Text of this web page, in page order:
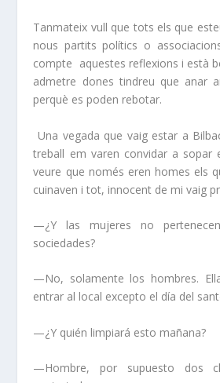
Tanmateix vull que tots els que
nous partits polítics o
compte aquestes reflexions i està
admetre dones tindreu que anar
perquè es poden rebotar.
Una vegada que vaig estar a
treball em varen convidar a sopar
veure que només eren homes els
cuinaven i tot, innocent de mi vaig
—¿Y las mujeres no
sociedades?
—No, solamente los hombres.
entrar al local excepto el día del
—¿Y quién limpiará esto mañana?
—Hombre, por supuesto dos